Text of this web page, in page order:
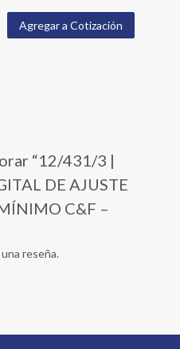
Agregar a Cotización
“12/431/3 |
DE AJUSTE
C&F –
reseña.